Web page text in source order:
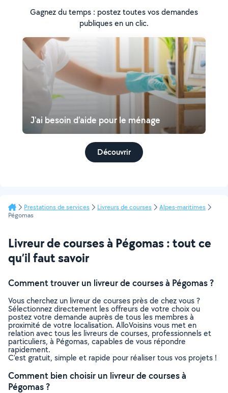
Gagnez du temps : postez toutes vos demandes
publiques en un clic.
J'ai besoin d'aide pour le ménage
Découvrir
Prestations de services Livreurs de courses
Alpes-maritimes
Pégomas
Livreur de courses à Pégomas : tout ce
qu’il faut savoir
Comment trouver un livreur de courses à Pégomas ?
Vous cherchez un livreur de courses près de chez vous ?
Sélectionnez directement les offreurs de votre choix ou
postez votre demande auprès de tous les membres à
proximité de votre localisation. AlloVoisins vous met en
relation avec tous les livreurs de courses, professionnels et
particuliers, à Pégomas, capables de vous répondre
rapidement.
C’est gratuit, simple et rapide pour réaliser tous vos projets !
Comment bien choisir un livreur de courses à
Pégomas ?